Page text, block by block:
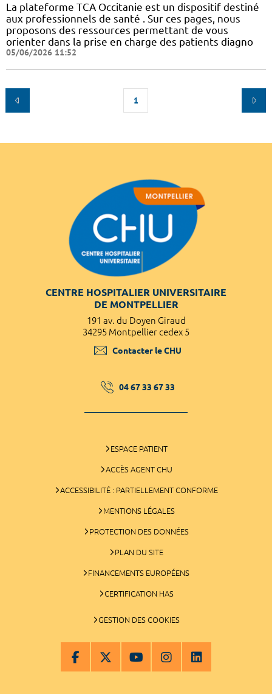
La plateforme TCA Occitanie est un dispositif destiné
aux professionnels de santé . Sur ces pages, nous
proposons des ressources permettant de vous
orienter dans la prise en charge des patients diagno
05/06/2026 11:52
1
CENTRE HOSPITALIER UNIVERSITAIRE
DE MONTPELLIER
191 av. du Doyen Giraud
34295 Montpellier cedex 5
Contacter le CHU
04 67 33 67 33
ESPACE PATIENT
ACCÈS AGENT CHU
ACCESSIBILITÉ : PARTIELLEMENT CONFORME
MENTIONS LÉGALES
PROTECTION DES DONNÉES
PLAN DU SITE
FINANCEMENTS EUROPÉENS
CERTIFICATION HAS
GESTION DES COOKIES